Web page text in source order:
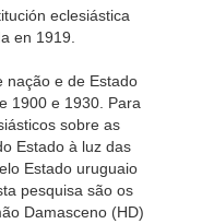
eclesiástica
en 1919.
nação e de Estado
1900 e 1930. Para
sobre as
Estado à luz das
Estado uruguaio
pesquisa são os
Damasceno (HD)